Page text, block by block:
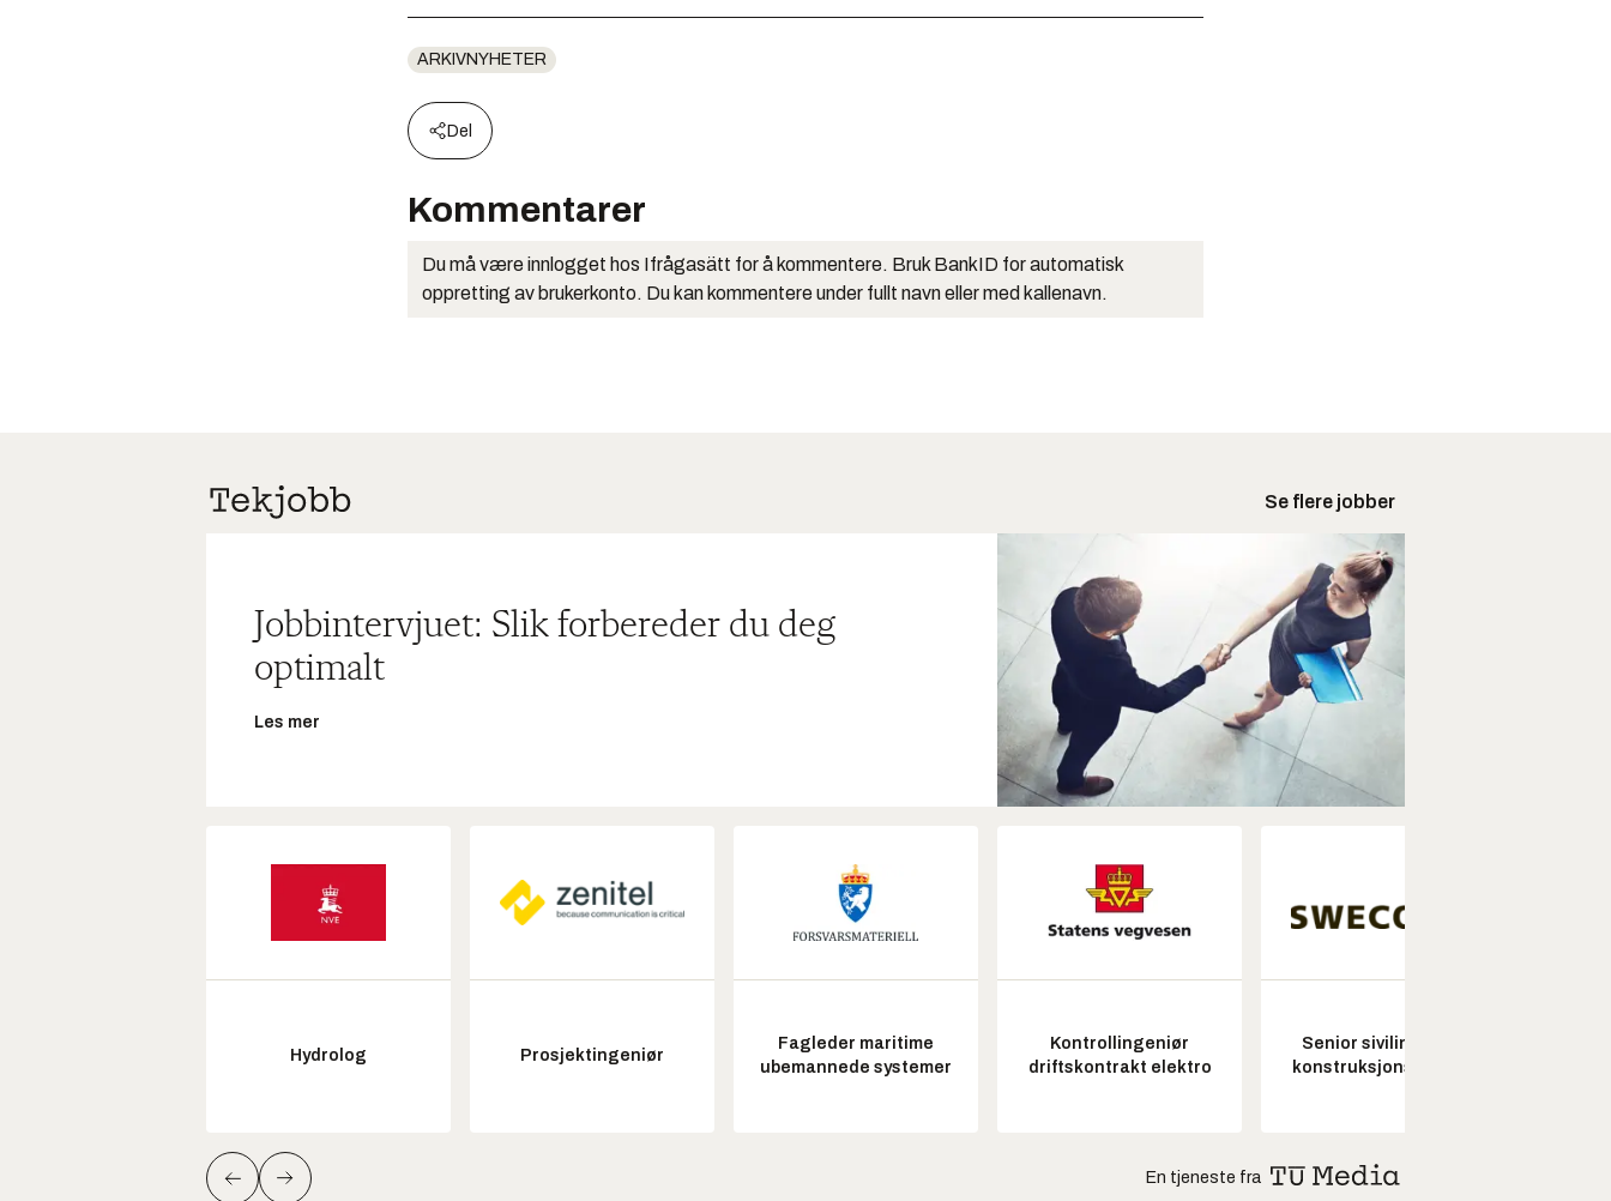
ARKIVNYHETER
Del
Kommentarer
Du må være innlogget hos Ifrågasätt for å kommentere. Bruk BankID for automatisk
oppretting av brukerkonto. Du kan kommentere under fullt navn eller med kallenavn.
Se flere jobber
Jobbintervjuet: Slik forbereder du deg
optimalt
Les mer
Hydrolog Prosjektingeniør
Fagleder maritime
ubemannede systemer
Kontrollingeniør
driftskontrakt elektro
Senior sivilingeniør
konstruksjonsteknikk
En tjeneste fra